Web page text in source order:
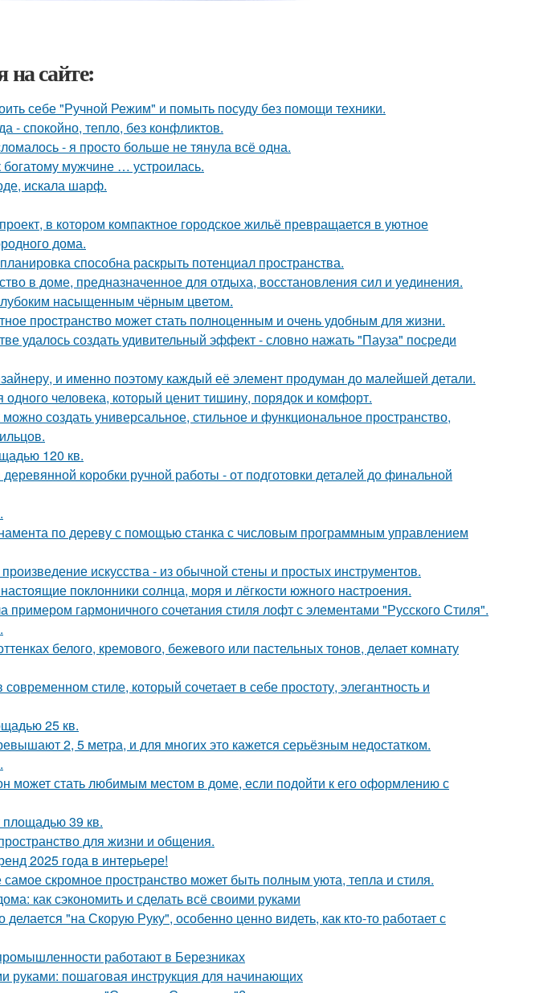
на сайте:
себе "Ручной Режим" и помыть посуду без помощи техники.
- спокойно, тепло, без конфликтов.
- я просто больше не тянула всё одна.
мужчине … устроилась.
искала шарф.
в котором компактное городское жильё превращается в уютное
дома.
способна раскрыть потенциал пространства.
в доме, предназначенное для отдыха, восстановления сил и уединения.
насыщенным чёрным цветом.
пространство может стать полноценным и очень удобным для жизни.
удалось создать удивительный эффект - словно нажать "Пауза" посреди
и именно поэтому каждый её элемент продуман до малейшей детали.
одного человека, который ценит тишину, порядок и комфорт.
можно создать универсальное, стильное и функциональное пространство,
120 кв.
коробки ручной работы - от подготовки деталей до финальной
по дереву с помощью станка с числовым программным управлением
искусства - из обычной стены и простых инструментов.
поклонники солнца, моря и лёгкости южного настроения.
примером гармоничного сочетания стиля лофт с элементами "Русского Стиля".
белого, кремового, бежевого или пастельных тонов, делает комнату
стиле, который сочетает в себе простоту, элегантность и
25 кв.
2, 5 метра, и для многих это кажется серьёзным недостатком.
может стать любимым местом в доме, если подойти к его оформлению с
39 кв.
для жизни и общения.
2025 года в интерьере!
самое скромное пространство может быть полным уюта, тепла и стиля.
как сэкономить и сделать всё своими руками
"на Скорую Руку", особенно ценно видеть, как кто-то работает с
работают в Березниках
руками: пошаговая инструкция для начинающих